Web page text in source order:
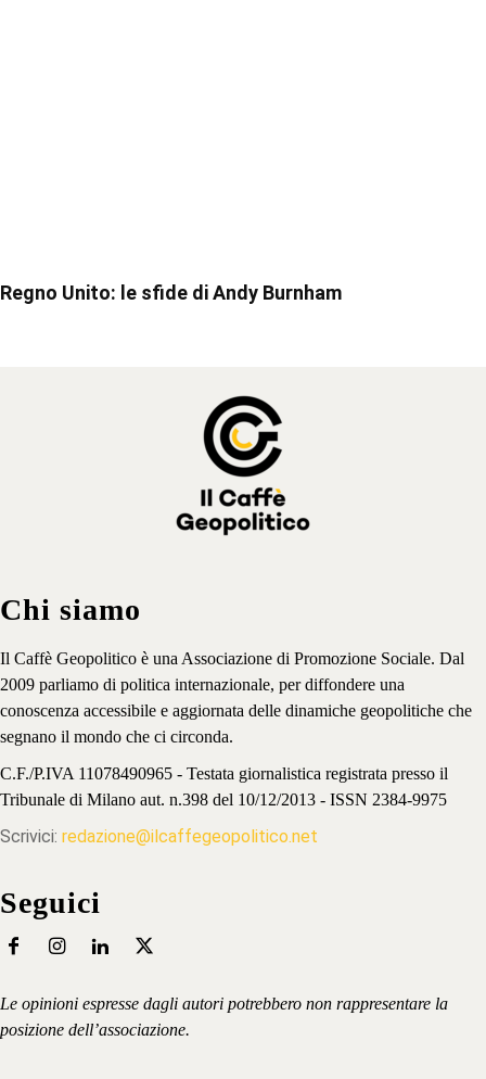
Regno Unito: le sfide di Andy Burnham
Chi siamo
Il Caffè Geopolitico è una Associazione di Promozione Sociale. Dal
2009 parliamo di politica internazionale, per diffondere una
conoscenza accessibile e aggiornata delle dinamiche geopolitiche che
segnano il mondo che ci circonda.
C.F./P.IVA 11078490965 - Testata giornalistica registrata presso il
Tribunale di Milano aut. n.398 del 10/12/2013 - ISSN 2384-9975
Scrivici: redazione@ilcaffegeopolitico.net
Seguici
Le opinioni espresse dagli autori potrebbero non rappresentare la
posizione dell’associazione.